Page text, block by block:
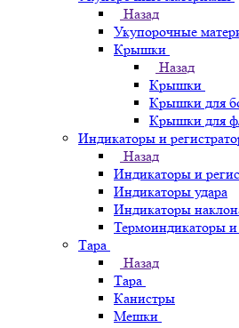
Назад
Укупорочные
Крышки
Назад
Крышки
Крышки для
Крышки для
Индикаторы и
Назад
Индикаторы и
Индикаторы удара
Индикаторы
Термоиндикаторы
Тара
Назад
Тара
Канистры
Мешки